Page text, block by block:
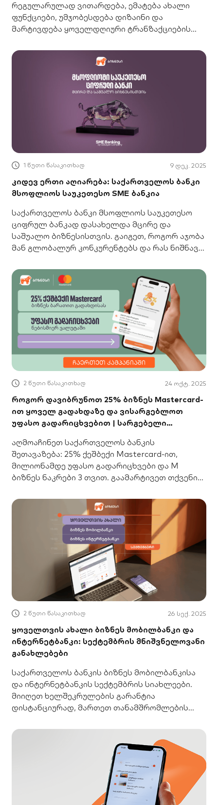
რეგულარულად ვითარდება, ემატება ახალი
ფუნქციები, უმჯობესდება დიზაინი და
მარტივდება ყოველდღიური ტრანზაქციების
ბიზნეს მობილბანკისა და ბიზნეს
ინტერნეტბანკის ბოლო სიახლეებზე
მოგიყვებით, რომლებიც თქვენს ბიზნესს
დააზოგინებს დროს და დაგეხმარებათ,
ფინანსური პროცესები ეფექტურად მართოთ.
დაფინანსება – უზრუნველყოფილი სხარტი
ბიზნეს სესხი ახლა უზრუნველყოფის
ფარგლებში უკვე შეგიძლიათ ბევრად უფრო
დიდი − ნახევარ
1 წუთი წასაკითხად 9 დეკ. 2025
კიდევ ერთი აღიარება: საქართველოს ბანკი
მსოფლიოს საუკეთესო SME ბანკია
საქართველოს ბანკი მსოფლიოს საუკეთესო
ციფრულ ბანკად დასახელდა მცირე და
საშუალო ბიზნესისთვის. გაიგეთ, როგორ აჯობა
მან გლობალურ კონკურენტებს და რას ნიშნავს
2 წუთი წასაკითხად 24 ოქტ. 2025
როგორ დავიბრუნოთ 25% ბიზნეს Mastercard-
ით ყოველ გადახდაზე და ვისარგებლოთ
უფასო გადარიცხვებით | სარგებელი
აღმოაჩინეთ საქართველოს ბანკის
შეთავაზება: 25% ქეშბექი Mastercard-ით,
მილიონამდე უფასო გადარიცხვები და M
ბიზნეს ნაკრები 3 თვით. გაამარტივეთ თქვენი
2 წუთი წასაკითხად 26 სექ. 2025
ყოველთვის ახალი ბიზნეს მობილბანკი და
ინტერნეტბანკი: სექტემბრის მნიშვნელოვანი
განახლებები
საქართველოს ბანკის ბიზნეს მობილბანკისა
და ინტერნეტბანკის სექტემბრის სიახლეები.
მიიღეთ ხელშეკრულების გარანტია
დისტანციურად, მართეთ თანამშრომლების